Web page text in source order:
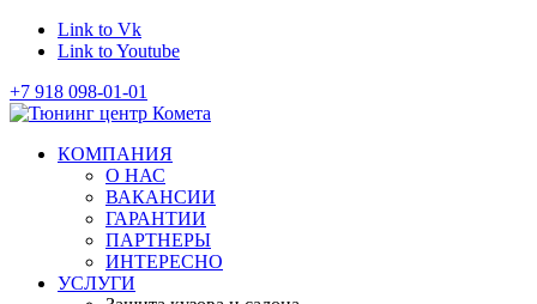
Link to Vk
Link to Youtube
+7 918 098-01-01
КОМПАНИЯ
О НАС
ВАКАНСИИ
ГАРАНТИИ
ПАРТНЕРЫ
ИНТЕРЕСНО
УСЛУГИ